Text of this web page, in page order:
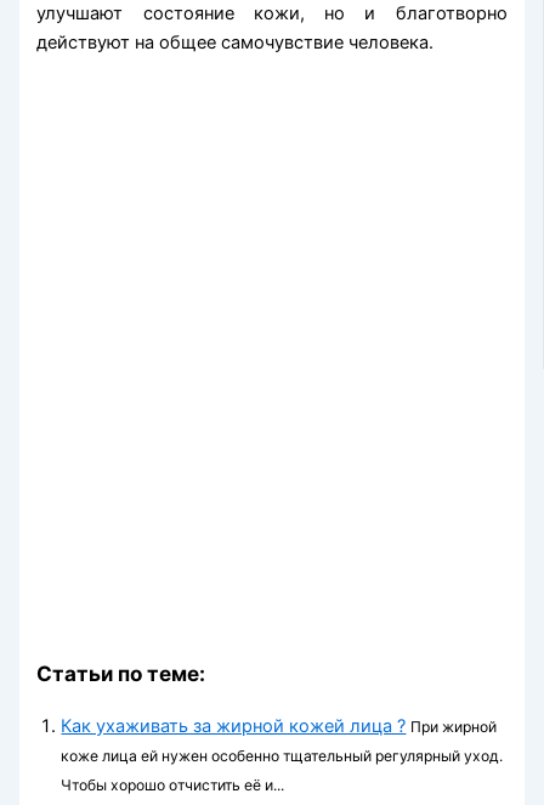
улучшают состояние кожи, но и благотворно
действуют на общее самочувствие человека.
Статьи по теме:
Как ухаживать за жирной кожей лица ? При жирной
коже лица ей нужен особенно тщательный регулярный уход.
Чтобы хорошо отчистить её и...